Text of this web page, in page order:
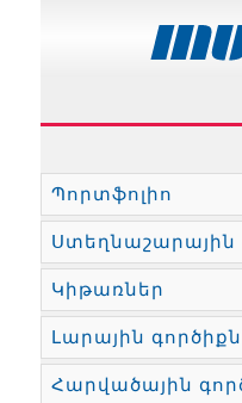
Պորտֆոլիո
Ստեղնաշարային
Կիթառներ
Լարային
Հարվածային